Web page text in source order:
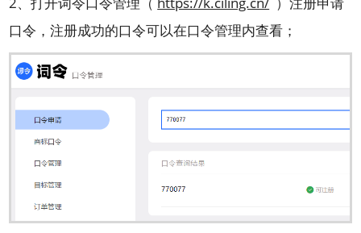
口令，注册成功的口令可以在口令管理内查看；